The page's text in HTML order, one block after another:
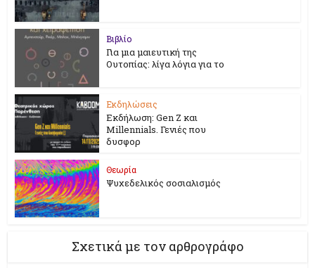
Βιβλίο
Για μια μαιευτική της
Ουτοπίας: λίγα λόγια για το
Εκδηλώσεις
Εκδήλωση: Gen Z και
Millennials. Γενιές που
δυσφορ
Θεωρία
Ψυχεδελικός σοσιαλισμός
Σχετικά με τον αρθρογράφο